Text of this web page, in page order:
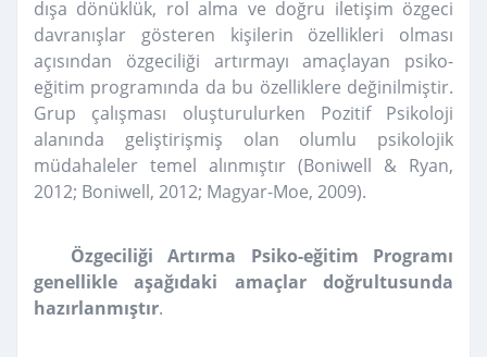
dışa dönüklük, rol alma ve doğru iletişim özgeci
davranışlar gösteren kişilerin özellikleri olması
açısından özgeciliği artırmayı amaçlayan psiko-
eğitim programında da bu özelliklere değinilmiştir.
Grup çalışması oluşturulurken Pozitif Psikoloji
alanında geliştirişmiş olan olumlu psikolojik
müdahaleler temel alınmıştır (Boniwell & Ryan,
2012; Boniwell, 2012; Magyar-Moe, 2009).
Özgeciliği Artırma Psiko-eğitim Programı
genellikle aşağıdaki amaçlar doğrultusunda
hazırlanmıştır.